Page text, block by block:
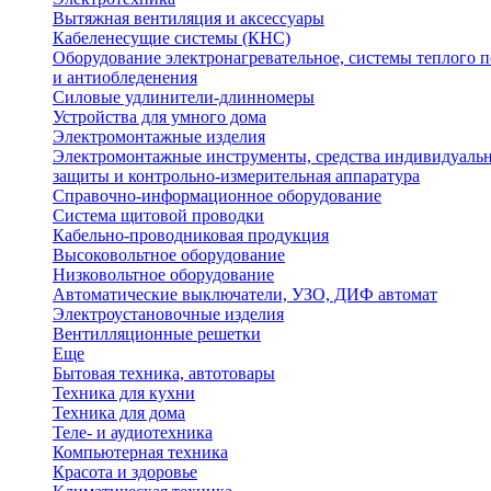
Вытяжная вентиляция и аксессуары
Кабеленесущие системы (КНС)
Оборудование электронагревательное, системы теплого
и антиобледенения
Силовые удлинители-длинномеры
Устройства для умного дома
Электромонтажные изделия
Электромонтажные инструменты, средства
защиты и контрольно-измерительная аппаратура
Справочно-информационное оборудование
Система щитовой проводки
Кабельно-проводниковая продукция
Высоковольтное оборудование
Низковольтное оборудование
Автоматические выключатели, УЗО, ДИФ автомат
Электроустановочные изделия
Вентилляционные решетки
Еще
Бытовая техника, автотовары
Техника для кухни
Техника для дома
Теле- и аудиотехника
Компьютерная техника
Красота и здоровье